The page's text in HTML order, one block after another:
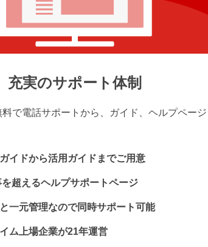
充実のサポート体制
で電話サポートから、ガイド、ヘルプページ
イドから活用ガイドまでご用意
超えるヘルプサポートページ
と一元管理なので同時サポート可能
ム上場企業が21年運営